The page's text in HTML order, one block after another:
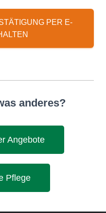
PER E-
anderes?
Angebote
Pflege